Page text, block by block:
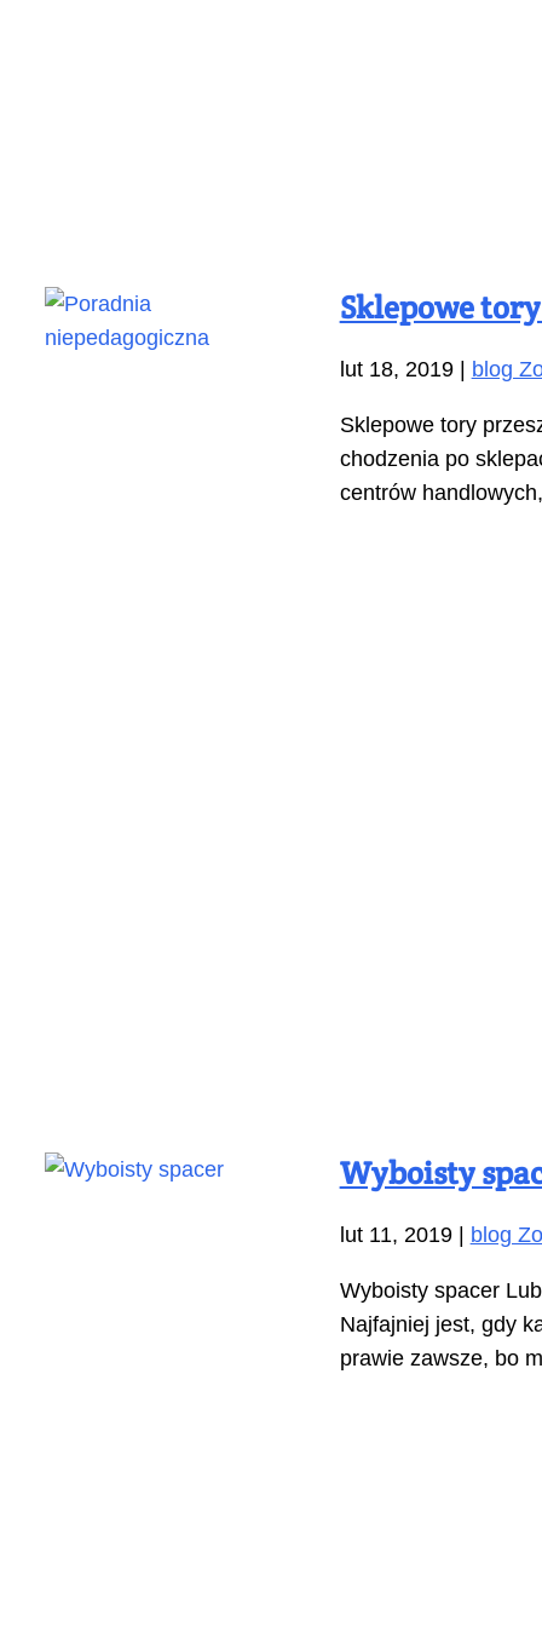
Sklepowe
lut 18, 2019| blog
Sklepowe tory
chodzenia po
centrów
Wyboisty
lut 11, 2019| blog
Wyboisty spacer
Najfajniej jest, gdy
prawie zawsze, bo